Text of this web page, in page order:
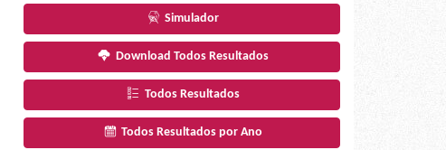
Simulador
Download Todos Resultados
Todos Resultados
Todos Resultados por Ano